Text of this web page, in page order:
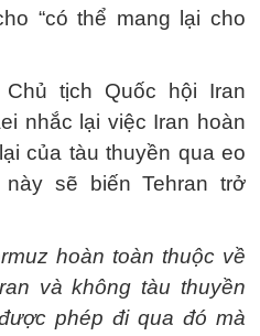
“có thể mang lại cho
tịch Quốc hội Iran
nhắc lại việc Iran hoàn
của tàu thuyền qua eo
sẽ biến Tehran trở
hoàn toàn thuộc về
và không tàu thuyền
phép đi qua đó mà